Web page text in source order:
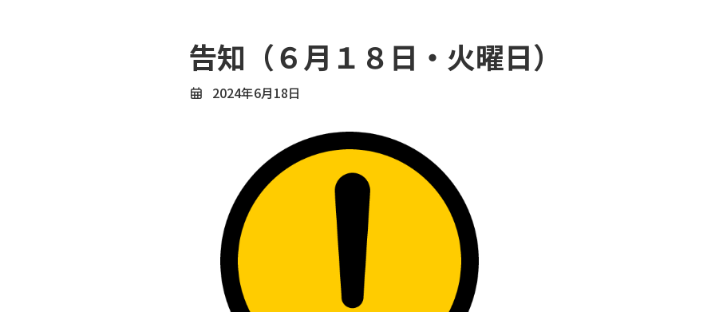
告知（６月１８日・火曜日）
2024年6月18日